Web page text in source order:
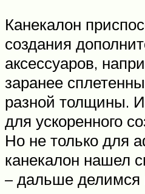
Канекалон
создания
аксессуаров,
заранее
разной толщины.
для ускоренного
Но не только для
канекалон нашел
– дальше делимся